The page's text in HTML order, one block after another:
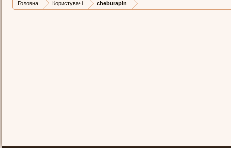
Головна Користувачі cheburapin